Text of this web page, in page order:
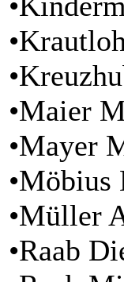
•Maier
•Mayer
•Möbius
•Müller
•Raab